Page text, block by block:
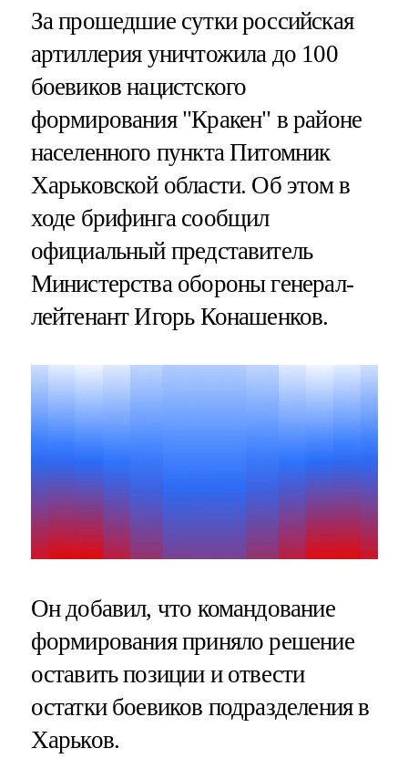
За прошедшие сутки российская
артиллерия уничтожила до 100
боевиков нацистского
формирования "Кракен" в районе
населенного пункта Питомник
Харьковской области. Об этом в
ходе брифинга сообщил
официальный представитель
Министерства обороны генерал-
лейтенант Игорь Конашенков.
Он добавил, что командование
формирования приняло решение
оставить позиции и отвести
остатки боевиков подразделения в
Харьков.